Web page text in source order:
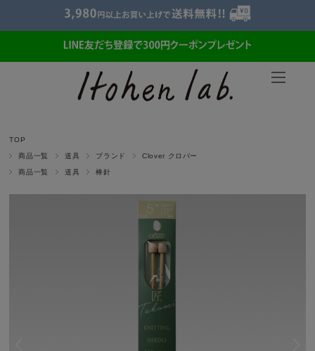
TOP
商品一覧 道具 ブランド Clover クロバー
商品一覧 道具 棒針